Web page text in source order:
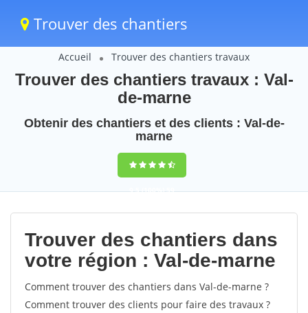
Trouver des chantiers
Accueil Trouver des chantiers travaux
Trouver des chantiers travaux : Val-
de-marne
Obtenir des chantiers et des clients : Val-de-
marne
9,5(100%)59
votes
Trouver des chantiers dans
votre région : Val-de-marne
Comment trouver des chantiers dans Val-de-marne ?
Comment trouver des clients pour faire des travaux ?